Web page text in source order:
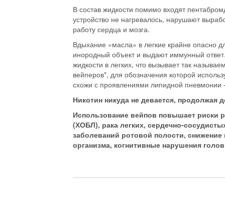
В состав жидкости помимо входят
устройство не нагревалось, нарушают
работу сердца и мозга.
Вдыхание «масла» в легкие крайне опасно
инородный объект и выдают иммунный
жидкости в легких, что вызывает так
вейперов", для обозначения которой
схожи с проявлениями липидной
Никотин никуда не девается, продолжая
Использование вейпов повышает риски
(ХОБЛ), рака легких, сердечно-
заболеваний ротовой полости,
организма, когнитивные нарушения